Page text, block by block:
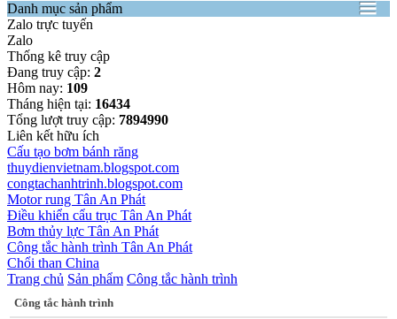
Danh mục sản phẩm
Zalo trực tuyến
Zalo
Thống kê truy cập
Đang truy cập: 2
Hôm nay: 109
Tháng hiện tại: 16434
Tổng lượt truy cập: 7894990
Liên kết hữu ích
Cấu tạo bơm bánh răng
thuydienvietnam.blogspot.com
congtachanhtrinh.blogspot.com
Motor rung Tân An Phát
Điều khiển cẩu trục Tân An Phát
Bơm thủy lực Tân An Phát
Công tắc hành trình Tân An Phát
Chổi than China
Trang chủ Sản phẩm Công tắc hành trình
Công tắc hành trình